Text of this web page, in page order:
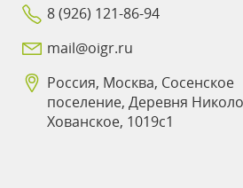
8 (926) 121-86-94
mail@oigr.ru
Россия, Москва, Сосенское
поселение, Деревня
Хованское, 1019с1